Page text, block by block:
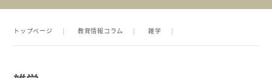
トップページ 教育情報コラム 雑学